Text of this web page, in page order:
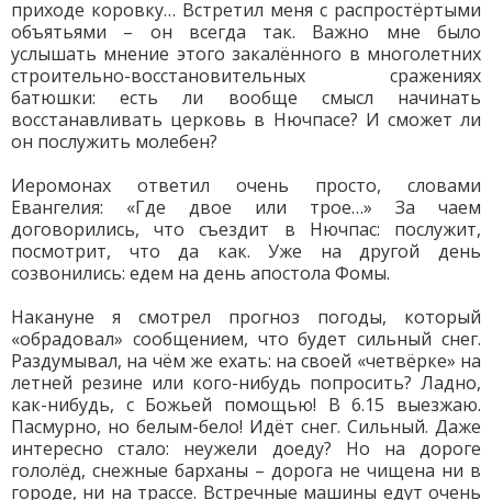
приходе коровку… Встретил меня с распростёртыми
объятьями – он всегда так. Важно мне было
услышать мнение этого закалённого в многолетних
строительно-восстановительных сражениях
батюшки: есть ли вообще смысл начинать
восстанавливать церковь в Нючпасе? И сможет ли
он послужить молебен?
Иеромонах ответил очень просто, словами
Евангелия: «Где двое или трое…» За чаем
договорились, что съездит в Нючпас: послужит,
посмотрит, что да как. Уже на другой день
созвонились: едем на день апостола Фомы.
Накануне я смотрел прогноз погоды, который
«обрадовал» сообщением, что будет сильный снег.
Раздумывал, на чём же ехать: на своей «четвёрке» на
летней резине или кого-нибудь попросить? Ладно,
как-нибудь, с Божьей помощью! В 6.15 выезжаю.
Пасмурно, но белым-бело! Идёт снег. Сильный. Даже
интересно стало: неужели доеду? Но на дороге
гололёд, снежные барханы – дорога не чищена ни в
городе, ни на трассе. Встречные машины едут очень